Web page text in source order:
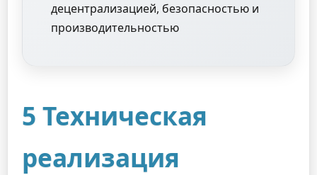
децентрализацией, безопасностью и
производительностью
5 Техническая
реализация